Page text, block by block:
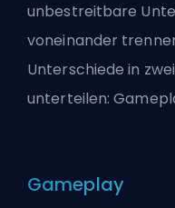
unbestreitbare
voneinander
Unterschiede in
unterteilen:
Gameplay